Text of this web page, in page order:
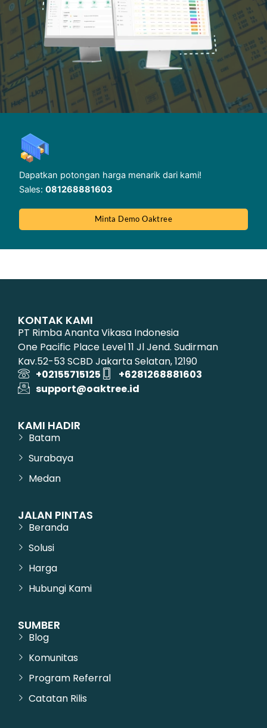
Dapatkan potongan harga menarik dari kami!
Sales: 081268881603
Minta Demo Oaktree
KONTAK KAMI
PT Rimba Ananta Vikasa Indonesia
One Pacific Place Level 11 Jl Jend. Sudirman
Kav.52-53 SCBD Jakarta Selatan, 12190
+02155715125
+6281268881603
support@oaktree.id
KAMI HADIR
Batam
Surabaya
Medan
JALAN PINTAS
Beranda
Solusi
Harga
Hubungi Kami
SUMBER
Blog
Komunitas
Program Referral
Catatan Rilis